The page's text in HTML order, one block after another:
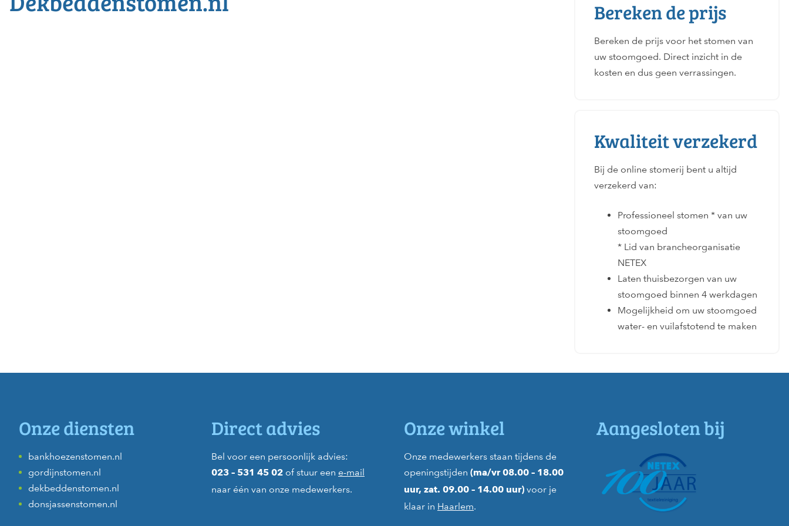
Bereken de prijs
Bereken de prijs voor het stomen van
uw stoomgoed. Direct inzicht in de
kosten en dus geen verrassingen.
Kwaliteit verzekerd
Bij de online stomerij bent u altijd
verzekerd van:
Professioneel stomen * van uw
stoomgoed
* Lid van brancheorganisatie
NETEX
Laten thuisbezorgen van uw
stoomgoed binnen 4 werkdagen
Mogelijkheid om uw stoomgoed
water- en vuilafstotend te maken
Onze diensten
bankhoezenstomen.nl
gordijnstomen.nl
dekbeddenstomen.nl
donsjassenstomen.nl
Direct advies
Bel voor een persoonlijk advies:
023 – 531 45 02 of stuur een e-mail
naar één van onze medewerkers.
Onze winkel
Onze medewerkers staan tijdens de
openingstijden (ma/vr 08.00 – 18.00
uur, zat. 09.00 – 14.00 uur) voor je
klaar in Haarlem.
Aangesloten bij